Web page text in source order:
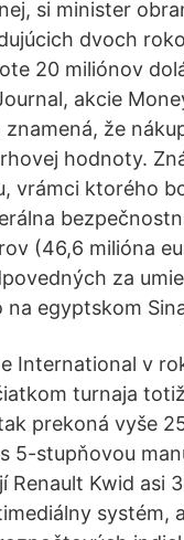
si minister
dvoch
20 miliónov
akcie
že
hodnoty.
vrámci ktorého
(46,6 milióna
za
egyptskom
International v
turnaja
prekoná vyše
5-stupňovou
Kwid asi
systém,